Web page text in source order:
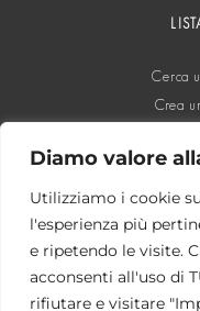
Diamo valore
Utilizziamo i cookie
l'esperienza più
e ripetendo le visite.
acconsenti all'uso di
rifiutare e visitare
Cerca
Crea